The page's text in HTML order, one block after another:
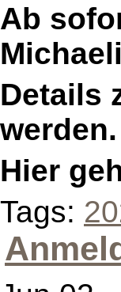
Ab
Details
werden.
Hier
Tags: